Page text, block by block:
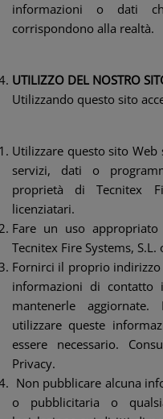
informazioni o dati
corrispondono alla realtà.
UTILIZZO DEL NOSTRO
Utilizzando questo sito
Utilizzare questo sito
servizi, dati o
proprietà di Tecnitex
licenziatari.
Fare un uso
Tecnitex Fire Systems,
Fornirci il proprio
informazioni di
mantenerle
utilizzare queste
essere necessario.
Privacy.
Non pubblicare alcuna
o pubblicitaria o